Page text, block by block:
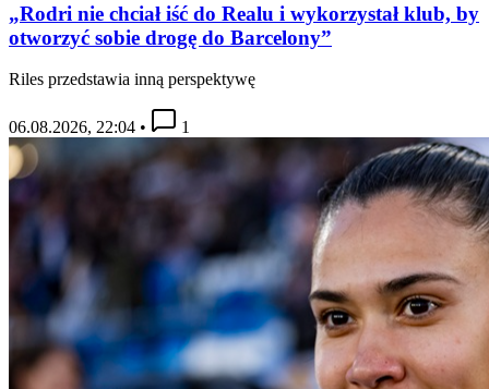
„Rodri nie chciał iść do Realu i wykorzystał klub, by
otworzyć sobie drogę do Barcelony”
Riles przedstawia inną perspektywę
06.08.2026, 22:04 • 1